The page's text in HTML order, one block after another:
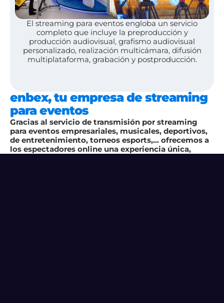
El streaming para eventos engloba un servicio
completo que incluye la preproducción y
producción audiovisual, grafismo audiovisual
personalizado, realización multicámara, difusión
multiplataforma, grabación y postproducción.
enbex, tu empresa de streaming
para eventos
Gracias al servicio de transmisión por streaming
para eventos empresariales, musicales, deportivos,
de entretenimiento, torneos esports,… ofrecemos a
los espectadores online una experiencia única,